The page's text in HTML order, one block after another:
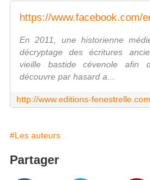
https://www.facebook.com/
En 2011, une historienne
décryptage des écritures
vieille bastide cévenole afin
découvre par hasard a...
#Les auteurs
Partager